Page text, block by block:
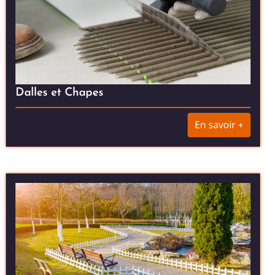
Dalles et Chapes
En savoir +